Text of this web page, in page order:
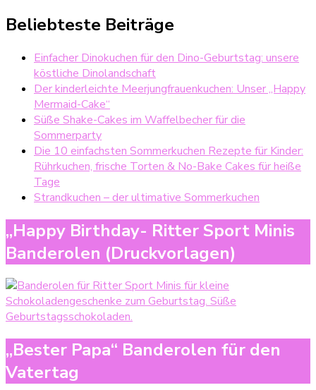
Beliebteste Beiträge
Einfacher Dinokuchen für den Dino-Geburtstag: unsere
köstliche Dinolandschaft
Der kinderleichte Meerjungfrauenkuchen: Unser „Happy
Mermaid-Cake“
Süße Shake-Cakes im Waffelbecher für die
Sommerparty
Die 10 einfachsten Sommerkuchen Rezepte für Kinder:
Rührkuchen, frische Torten & No-Bake Cakes für heiße
Tage
Strandkuchen – der ultimative Sommerkuchen
„Happy Birthday- Ritter Sport Minis
Banderolen (Druckvorlagen)
„Bester Papa“ Banderolen für den
Vatertag